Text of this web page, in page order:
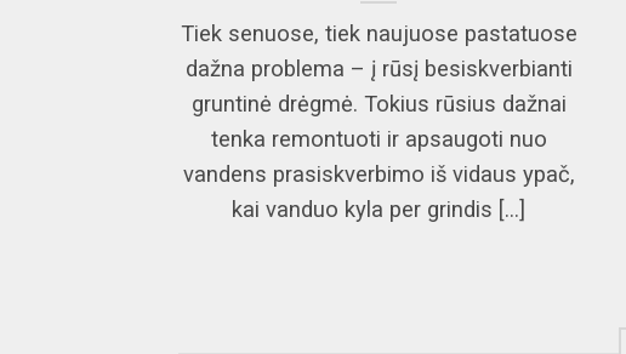
Tiek senuose, tiek naujuose pastatuose
dažna problema – į rūsį besiskverbianti
gruntinė drėgmė. Tokius rūsius dažnai
tenka remontuoti ir apsaugoti nuo
vandens prasiskverbimo iš vidaus ypač,
kai vanduo kyla per grindis [...]